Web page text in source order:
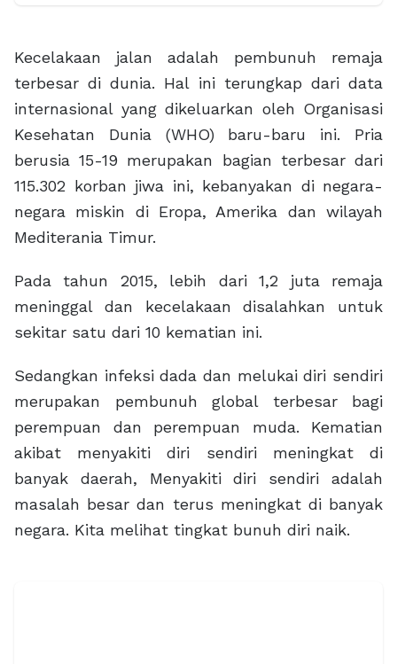
Kecelakaan jalan adalah pembunuh remaja
terbesar di dunia. Hal ini terungkap dari data
internasional yang dikeluarkan oleh Organisasi
Kesehatan Dunia (WHO) baru-baru ini. Pria
berusia 15-19 merupakan bagian terbesar dari
115.302 korban jiwa ini, kebanyakan di negara-
negara miskin di Eropa, Amerika dan wilayah
Mediterania Timur.
Pada tahun 2015, lebih dari 1,2 juta remaja
meninggal dan kecelakaan disalahkan untuk
sekitar satu dari 10 kematian ini.
Sedangkan infeksi dada dan melukai diri sendiri
merupakan pembunuh global terbesar bagi
perempuan dan perempuan muda. Kematian
akibat menyakiti diri sendiri meningkat di
banyak daerah, Menyakiti diri sendiri adalah
masalah besar dan terus meningkat di banyak
negara. Kita melihat tingkat bunuh diri naik.